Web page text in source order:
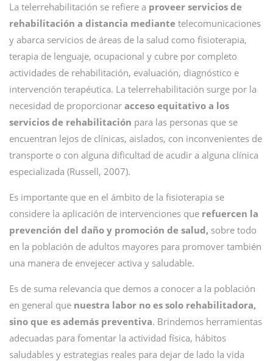
La telerrehabilitación se refiere a proveer servicios de
rehabilitación a distancia mediante telecomunicaciones
y abarca servicios de áreas de la salud como fisioterapia,
terapia de lenguaje, ocupacional y cubre por completo
actividades de rehabilitación, evaluación, diagnóstico e
intervención terapéutica. La telerrehabilitación surge por la
necesidad de proporcionar acceso equitativo a los
servicios de rehabilitación para las personas que se
encuentran lejos de clínicas, aislados, con inconvenientes de
transporte o con alguna dificultad de acudir a alguna clínica
especializada (Russell, 2007).
Es importante que en el ámbito de la fisioterapia se
considere la aplicación de intervenciones que refuercen la
prevención del daño y promoción de salud, sobre todo
en la población de adultos mayores para promover también
una manera de envejecer activa y saludable.
Es de suma relevancia que demos a conocer a la población
en general que nuestra labor no es solo rehabilitadora,
sino que es además preventiva. Brindemos herramientas
adecuadas para fomentar la actividad física, hábitos
saludables y estrategias reales para dejar de lado la vida